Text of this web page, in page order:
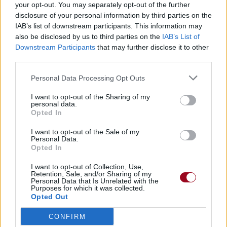
your opt-out. You may separately opt-out of the further
disclosure of your personal information by third parties on the
IAB’s list of downstream participants. This information may
also be disclosed by us to third parties on the IAB’s List of
Downstream Participants that may further disclose it to other
Personal Data Processing Opt Outs
I want to opt-out of the Sharing of my
personal data.
Opted In
I want to opt-out of the Sale of my
Personal Data.
Opted In
I want to opt-out of Collection, Use,
Retention, Sale, and/or Sharing of my
Personal Data that Is Unrelated with the
Purposes for which it was collected.
Opted Out
CONFIRM